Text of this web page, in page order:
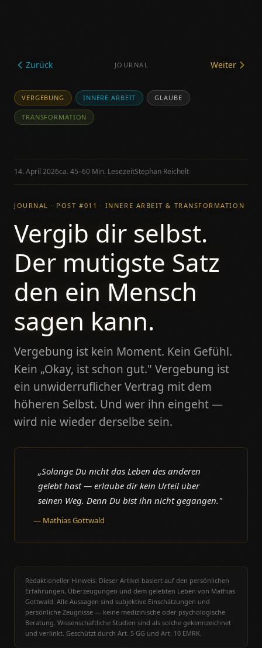
Zurück JOURNAL Weiter
VERGEBUNG INNERE ARBEIT GLAUBE
TRANSFORMATION
14. April 2026ca. 45–60 Min. LesezeitStephan Reichelt
JOURNAL · POST #011 · INNERE ARBEIT & TRANSFORMATION
Vergib dir selbst.
Der mutigste Satz
den ein Mensch
sagen kann.
Vergebung ist kein Moment. Kein Gefühl.
Kein „Okay, ist schon gut." Vergebung ist
ein unwiderruflicher Vertrag mit dem
höheren Selbst. Und wer ihn eingeht —
wird nie wieder derselbe sein.
„Solange Du nicht das Leben des anderen
gelebt hast — erlaube dir kein Urteil über
seinen Weg. Denn Du bist ihn nicht gegangen."
— Mathias Gottwald
Redaktioneller Hinweis: Dieser Artikel basiert auf den persönlichen
Erfahrungen, Überzeugungen und dem gelebten Leben von Mathias
Gottwald. Alle Aussagen sind subjektive Einschätzungen und
persönliche Zeugnisse — keine medizinische oder psychologische
Beratung. Wissenschaftliche Studien sind als solche gekennzeichnet
und verlinkt. Geschützt durch Art. 5 GG und Art. 10 EMRK.